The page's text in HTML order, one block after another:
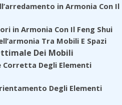
in Armonia Con Il
in Armonia Con Il Feng Shui
Tra Mobili E Spazi
Dei Mobili
Corretta Degli Elementi
Degli Elementi